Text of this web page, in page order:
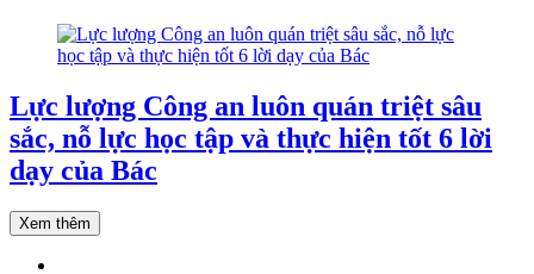
Lực lượng Công an luôn quán triệt sâu
sắc, nỗ lực học tập và thực hiện tốt 6 lời
dạy của Bác
Xem thêm